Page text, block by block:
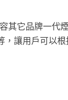
它品牌一代煙
，讓用戶可以